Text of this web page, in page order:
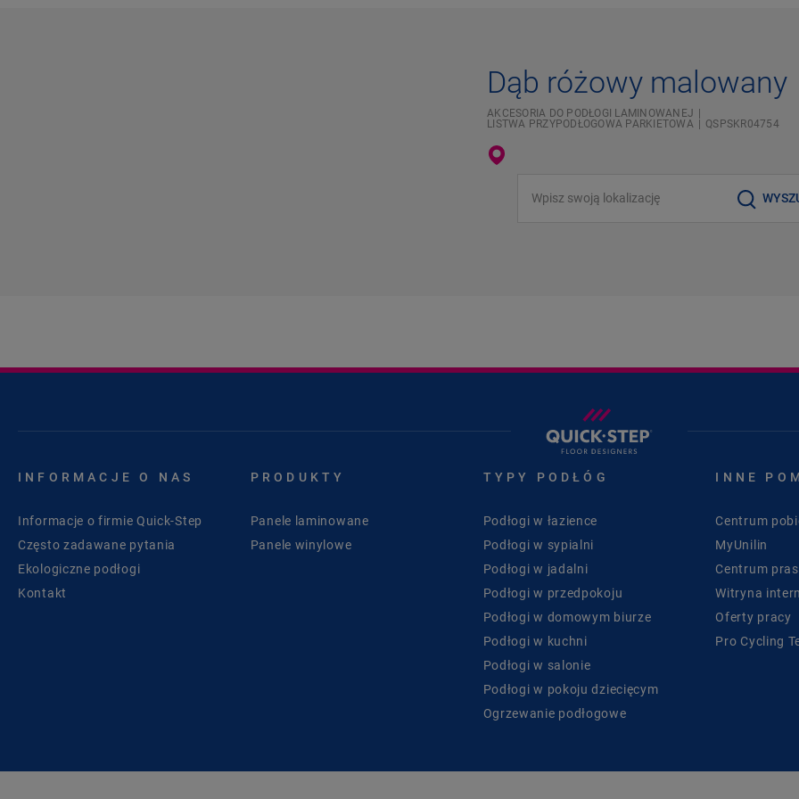
Dąb różowy malowany
AKCESORIA DO PODŁOGI LAMINOWANEJ
LISTWA PRZYPODŁOGOWA PARKIETOWA
QSPSKR04754
INFORMACJE O NAS
Informacje o firmie Quick-Step
Często zadawane pytania
Ekologiczne podłogi
Kontakt
PRODUKTY
Panele laminowane
Panele winylowe
TYPY PODŁÓG
Podłogi w łazience
Podłogi w sypialni
Podłogi w jadalni
Podłogi w przedpokoju
Podłogi w domowym biurze
Podłogi w kuchni
Podłogi w salonie
Podłogi w pokoju dziecięcym
Ogrzewanie podłogowe
INNE
Centrum
MyUnilin
Centrum
Witryna
Oferty pracy
Pro Cycling